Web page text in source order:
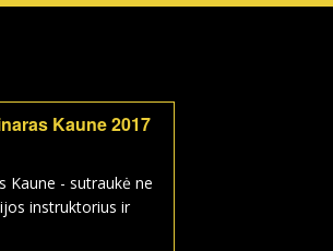
Kaune 2017
Kaune - sutraukė ne
instruktorius ir